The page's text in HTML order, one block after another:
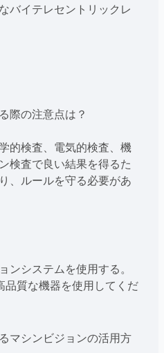
バイテレセントリックレ
際の注意点は？
的検査、電気的検査、機
検査で良い結果を得るた
、ルールを守る必要があ
ンシステムを使用する。
品質な機器を使用してくだ
マシンビジョンの活用方